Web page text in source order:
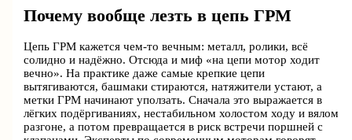
Почему вообще лезть в цепь ГРМ
Цепь ГРМ кажется чем‑то вечным: металл, ролики, всё
солидно и надёжно. Отсюда и миф «на цепи мотор ходит
вечно». На практике даже самые крепкие цепи
вытягиваются, башмаки стираются, натяжители устают, а
метки ГРМ начинают уползать. Сначала это выражается в
лёгких подёргиваниях, нестабильном холостом ходу и вялом
разгоне, а потом превращается в риск встречи поршней с